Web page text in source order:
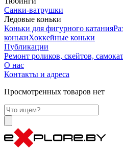
Санки-ватрушки
Ледовые коньки
Коньки для фигурного катания
конькиХоккейные коньки
Публикации
Ремонт роликов, скейтов,
О нас
Контакты и адреса
Просмотренных товаров нет